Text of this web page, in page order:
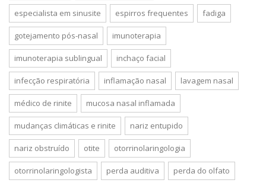
especialista em sinusite espirros frequentes fadiga
gotejamento pós-nasal imunoterapia
imunoterapia sublingual inchaço facial
infecção respiratória inflamação nasal lavagem nasal
médico de rinite mucosa nasal inflamada
mudanças climáticas e rinite nariz entupido
nariz obstruído otite otorrinolaringologia
otorrinolaringologista perda auditiva perda do olfato